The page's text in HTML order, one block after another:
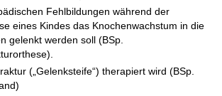
Fehlbildungen während der
eines Kindes das Knochenwachstum in die
gelenkt werden soll (BSp.
(„Gelenksteife“) therapiert wird (BSp.